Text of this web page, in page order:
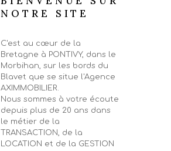
NOTRE SITE
C'est au cœur de la
Bretagne à PONTIVY, dans le
Morbihan, sur les bords du
Blavet que se situe l'Agence
AXIMMOBILIER.
Nous sommes à votre écoute
depuis plus de 20 ans dans
le métier de la
TRANSACTION, de la
LOCATION et de la GESTION